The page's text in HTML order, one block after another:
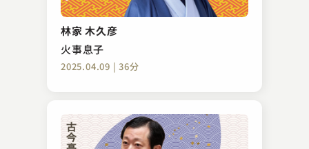
林家 木久彦
火事息子
2025.04.09 | 36分